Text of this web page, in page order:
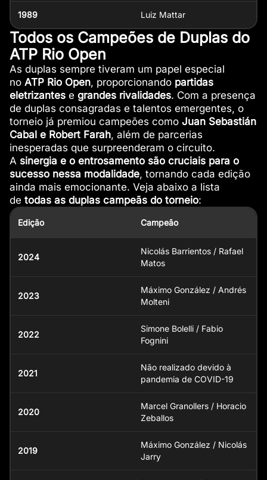
1989 Luiz Mattar
Todos os Campeões de Duplas do
ATP Rio Open
As duplas sempre tiveram um papel especial
no ATP Rio Open, proporcionandopartidas
eletrizantese grandes rivalidades. Com a presença
de duplas consagradas e talentos emergentes, o
torneio já premiou campeões como Juan Sebastián
Cabal e Robert Farah, além de parcerias
inesperadas que surpreenderam o circuito.
Asinergia e o entrosamento são cruciais para o
sucesso nessa modalidade, tornando cada edição
ainda mais emocionante. Veja abaixo a lista
de todas as duplas campeãs do torneio:
Edição Campeão
2024
Nicolás Barrientos / Rafael
Matos
2023
Máximo González / Andrés
Molteni
2022
Simone Bolelli / Fabio
Fognini
2021
Não realizado devido à
pandemia de COVID-19
2020
Marcel Granollers / Horacio
Zeballos
2019
Máximo González / Nicolás
Jarry